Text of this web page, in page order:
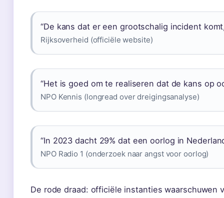
“De kans dat er een grootschalig incident
Rijksoverheid (officiële website)
“Het is goed om te realiseren dat de kans op
NPO Kennis (longread over dreigingsanalyse)
“In 2023 dacht 29% dat een oorlog in
NPO Radio 1 (onderzoek naar angst voor oorlog)
De rode draad: officiële instanties waarschuwen